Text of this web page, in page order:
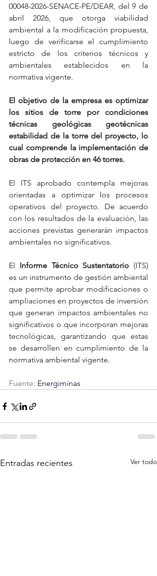
00048-2026-SENACE-PE/DEAR, del 9 de
abril 2026, que otorga viabilidad
ambiental a la modificación propuesta,
luego de verificarse el cumplimiento
estricto de los criterios técnicos y
ambientales establecidos en la
normativa vigente.
El objetivo de la empresa es optimizar
los sitios de torre por condiciones
técnicas geológicas geotécnicas
estabilidad de la torre del proyecto, lo
cual comprende la implementación de
obras de protección en 46 torres.
El ITS aprobado contempla mejoras
orientadas a optimizar los procesos
operativos del proyecto. De acuerdo
con los resultados de la evaluación, las
acciones previstas generarán impactos
ambientales no significativos.
El Informe Técnico Sustentatorio (ITS)
es un instrumento de gestión ambiental
que permite aprobar modificaciones o
ampliaciones en proyectos de inversión
que generan impactos ambientales no
significativos o que incorporan mejoras
tecnológicas, garantizando que estas
se desarrollen en cumplimiento de la
normativa ambiental vigente.
Fuente: Energiminas
Entradas recientes Ver todo